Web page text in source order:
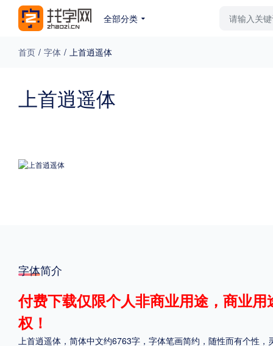
全部分类
免费下载 收费下载
格式
.TTF
首页 / 字体 / 上首逍遥体
上首逍遥体
字体简介
付费下载仅限个人非商业用途，商业
权！
上首逍遥体，简体中文约6763字，字体笔画简约，随性而有个性